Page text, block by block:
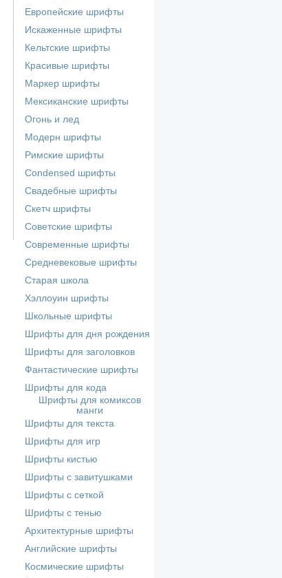
Европейские шрифты
Искаженные шрифты
Кельтские шрифты
Красивые шрифты
Маркер шрифты
Мексиканские шрифты
Огонь и лед
Модерн шрифты
Римские шрифты
Сondensed шрифты
Свадебные шрифты
Скетч шрифты
Советские шрифты
Современные шрифты
Средневековые шрифты
Старая школа
Хэллоуин шрифты
Школьные шрифты
Шрифты для дня рождения
Шрифты для заголовков
Фантастические шрифты
Шрифты для кода
Шрифты для комиксов
манги
Шрифты для текста
Шрифты для игр
Шрифты кистью
Шрифты с завитушками
Шрифты с сеткой
Шрифты с тенью
Архитектурные шрифты
Английские шрифты
Космические шрифты